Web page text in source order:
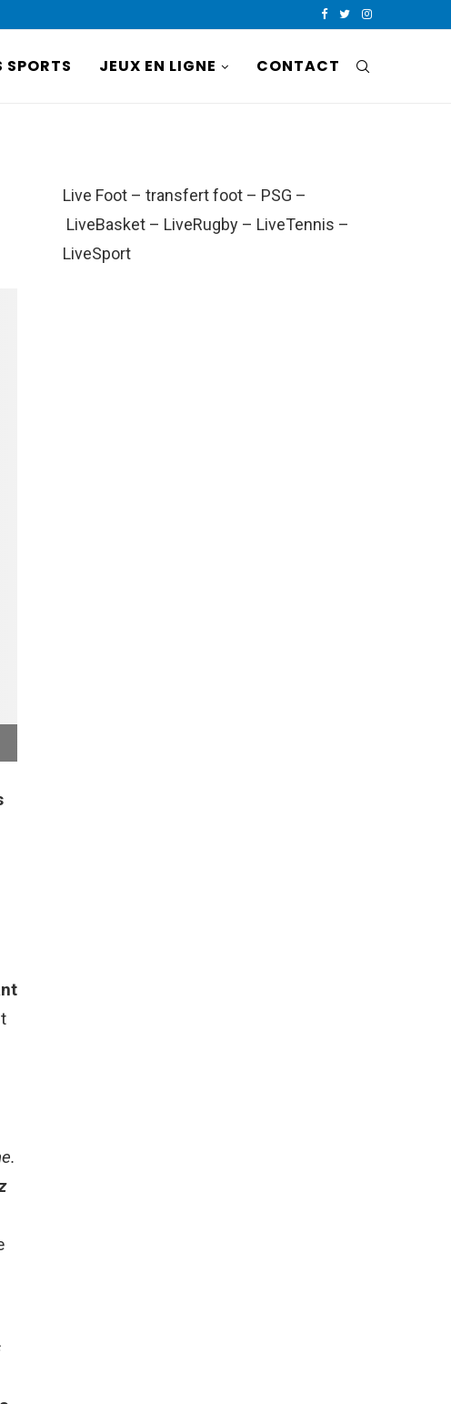
SPORTS JEUX EN LIGNE CONTACT
Live Foot – transfert foot – PSG –
LiveBasket – LiveRugby – LiveTennis –
LiveSport